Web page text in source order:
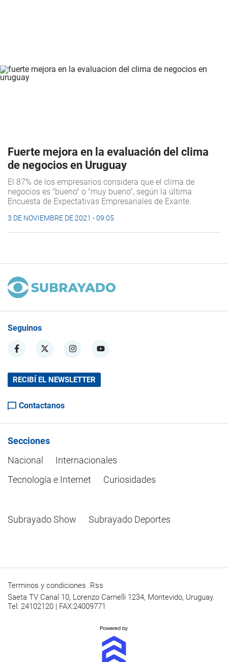
Fuerte mejora en la evaluación del clima
de negocios en Uruguay
El 87% de los empresarios considera que el clima de
negocios es "bueno" o "muy bueno", según la última
Encuesta de Expectativas Empresariales de Exante.
3 DE NOVIEMBRE DE 2021 - 09:05
Seguinos
RECIBÍ EL NEWSLETTER
Contactanos
Secciones
Nacional
Internacionales
Tecnología e Internet
Curiosidades
Subrayado Show Subrayado Deportes
Terminos y condiciones Rss
Saeta TV Canal 10, Lorenzo Carnelli 1234, Montevido, Uruguay.
Tel: 24102120 | FAX:24009771